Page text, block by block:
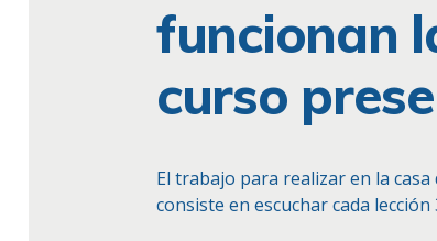
funcionan
curso
El trabajo para realizar en la
consiste en escuchar cada